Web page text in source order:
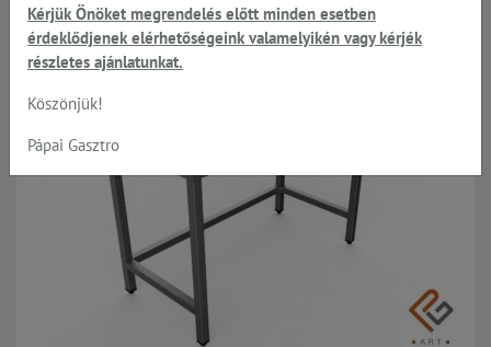
Kérjük Önöket megrendelés előtt minden esetben
érdeklődjenek elérhetőségeink valamelyikén vagy kérjék
részletes ajánlatunkat.
Köszönjük!
Pápai Gasztro